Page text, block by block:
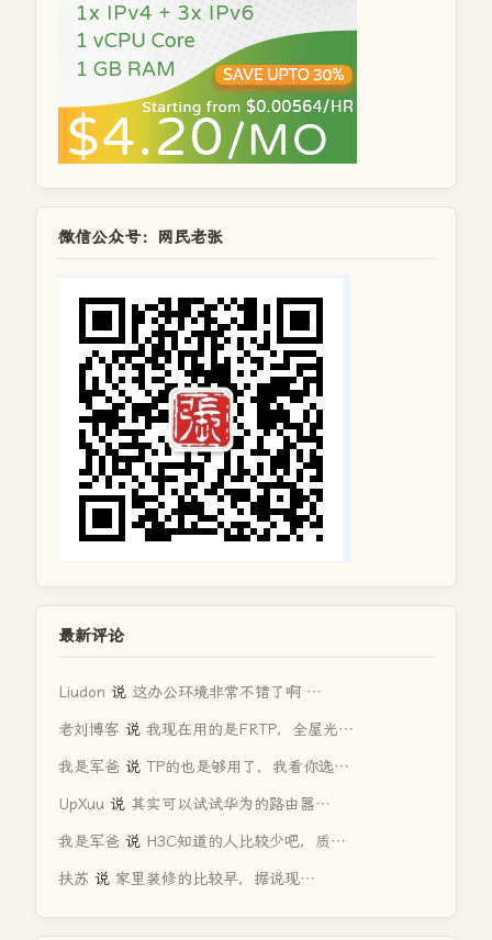
微信公众号：网民老张
最新评论
Liudon 说 这办公环境非常不错了啊 …
老刘博客 说 我现在用的是FRTP，全屋光…
我是军爸 说 TP的也是够用了，我看你选…
UpXuu 说 其实可以试试华为的路由器…
我是军爸 说 H3C知道的人比较少吧，质…
扶苏 说 家里装修的比较早，据说现…